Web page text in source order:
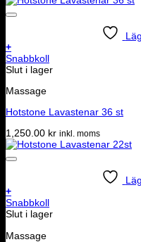
+
Snabbkoll
Slut i lager
Massage
Hotstone Lavastenar 36 st
1,250.00 kr inkl. moms
+
Snabbkoll
Slut i lager
Massage